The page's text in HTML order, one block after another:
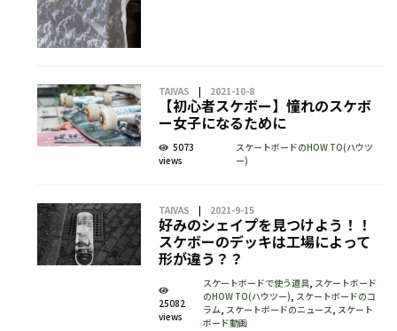
TAIVAS 2021-10-8
【初心者スケボー】憧れのスケボ
ー女子になるために
5073
views
スケートボードのHOW TO(ハウツ
ー)
TAIVAS 2021-9-15
好みのシェイプを見つけよう！！
スケボーのデッキは工場によって
形が違う？？
25082
views
スケートボードで使う道具, スケートボード
のHOW TO(ハウツー), スケートボードのコ
ラム, スケートボードのニュース, スケート
ボード動画